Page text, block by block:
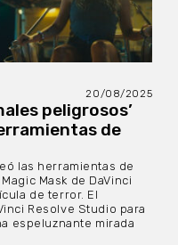
20/08/2025
peligrosos’
de
las herramientas de
Mask de DaVinci
de terror. El
Resolve Studio para
espeluznante mirada